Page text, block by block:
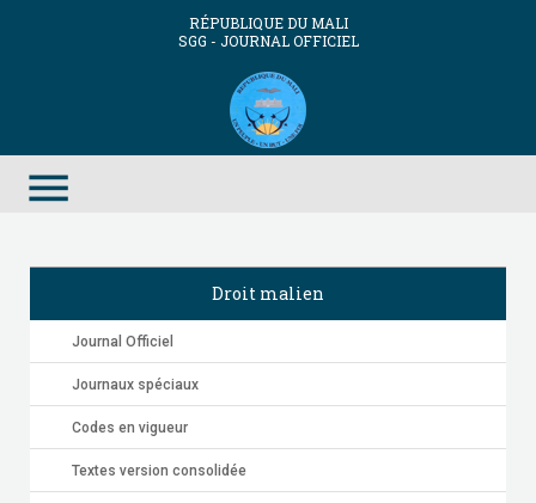
RÉPUBLIQUE DU MALI
SGG - JOURNAL OFFICIEL
menu
Droit malien
Journal Officiel
Journaux spéciaux
Codes en vigueur
Textes version consolidée